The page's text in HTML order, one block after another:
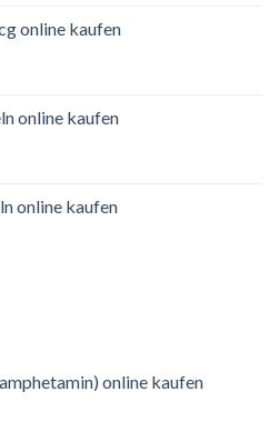
online kaufen
online kaufen
online kaufen
online kaufen